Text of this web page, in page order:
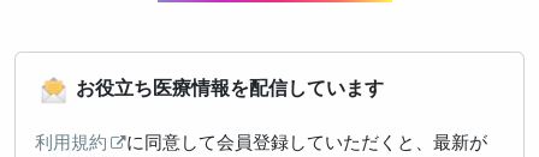
お役立ち医療情報を配信しています
利用規約
に同意して会員登録していただくと、最新が